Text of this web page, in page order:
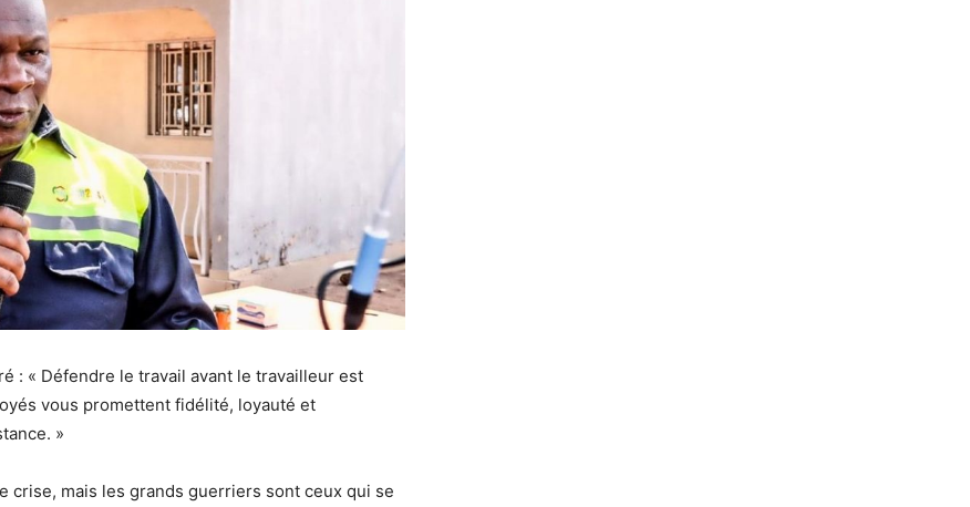
: « Défendre le travail avant le travailleur est
vous promettent fidélité, loyauté et
»
crise, mais les grands guerriers sont ceux qui se